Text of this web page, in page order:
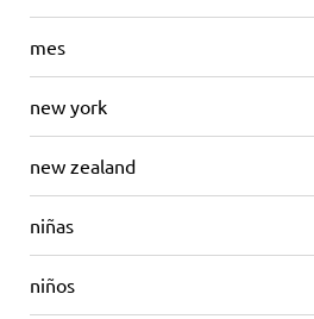
mes
new york
new zealand
niñas
niños